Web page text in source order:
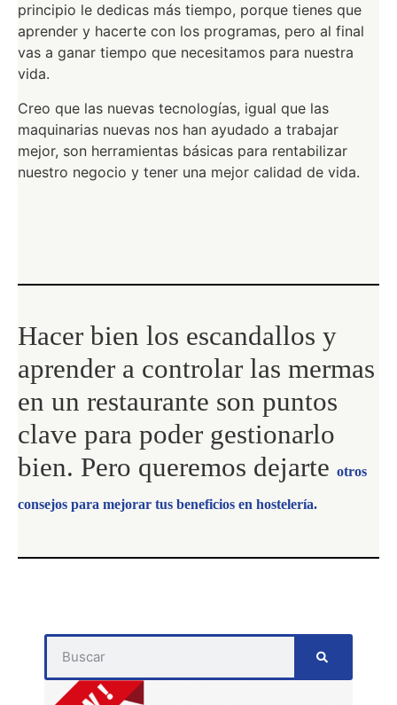
principio le dedicas más tiempo, porque tienes que
aprender y hacerte con los programas, pero al final
vas a ganar tiempo que necesitamos para nuestra
vida.
Creo que las nuevas tecnologías, igual que las
maquinarias nuevas nos han ayudado a trabajar
mejor, son herramientas básicas para rentabilizar
nuestro negocio y tener una mejor calidad de vida.
Hacer bien los escandallos y
aprender a controlar las mermas
en un restaurante son puntos
clave para poder gestionarlo
bien. Pero queremos dejarte otros
consejos para mejorar tus beneficios en hostelería.